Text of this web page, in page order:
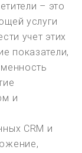
– это
услуги
учет этих
показатели,
и
CRM и